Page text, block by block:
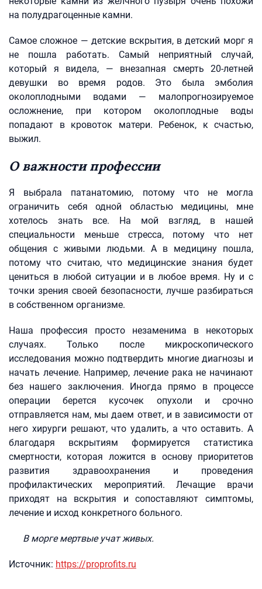
на полудрагоценные камни.
Самое сложное — детские вскрытия, в детский морг я
не пошла работать. Самый неприятный случай,
который я видела, — внезапная смерть 20-летней
девушки во время родов. Это была эмболия
околоплодными водами — малопрогнозируемое
осложнение, при котором околоплодные воды
попадают в кровоток матери. Ребенок, к счастью,
выжил.
О важности профессии
Я выбрала патанатомию, потому что не могла
ограничить себя одной областью медицины, мне
хотелось знать все. На мой взгляд, в нашей
специальности меньше стресса, потому что нет
общения с живыми людьми. А в медицину пошла,
потому что считаю, что медицинские знания будет
цениться в любой ситуации и в любое время. Ну и с
точки зрения своей безопасности, лучше разбираться
в собственном организме.
Наша профессия просто незаменима в некоторых
случаях. Только после микроскопического
исследования можно подтвердить многие диагнозы и
начать лечение. Например, лечение рака не начинают
без нашего заключения. Иногда прямо в процессе
операции берется кусочек опухоли и срочно
отправляется нам, мы даем ответ, и в зависимости от
него хирурги решают, что удалить, а что оставить. А
благодаря вскрытиям формируется статистика
смертности, которая ложится в основу приоритетов
развития здравоохранения и проведения
профилактических мероприятий. Лечащие врачи
приходят на вскрытия и сопоставляют симптомы,
лечение и исход конкретного больного.
В морге мертвые учат живых.
Источник: https://proprofits.ru